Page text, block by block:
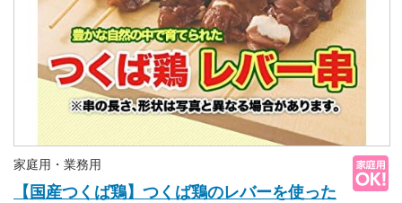
家庭用・業務用
【国産つくば鶏】つくば鶏のレバーを使った